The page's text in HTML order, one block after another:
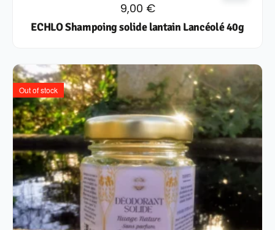
9,00 €
ECHLO Shampoing solide lantain Lancéolé 40g
Out of stock